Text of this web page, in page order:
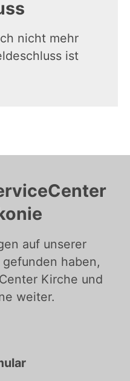
nicht mehr
ist
auf unserer
haben,
Kirche und
weiter.